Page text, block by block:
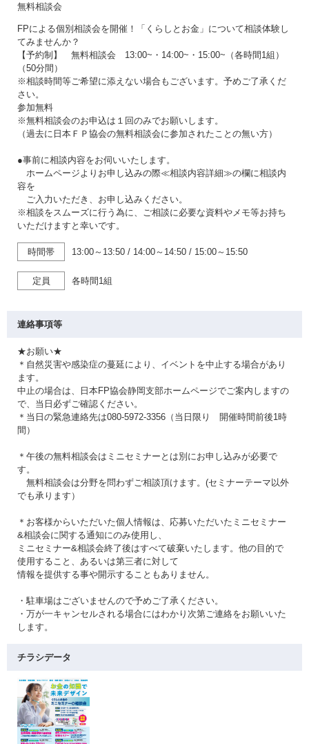
無料相談会
FPによる個別相談会を開催！「くらしとお金」について相談体験し
てみませんか？
【予約制】 無料相談会 13:00~・14:00~・15:00~（各時間1組）
（50分間）
※相談時間等ご希望に添えない場合もございます。予めご了承くだ
さい。
参加無料
※無料相談会のお申込は１回のみでお願いします。
（過去に日本ＦＰ協会の無料相談会に参加されたことの無い方）
●事前に相談内容をお伺いいたします。
ホームページよりお申し込みの際≪相談内容詳細≫の欄に相談内
容を
ご入力いただき、お申し込みください。
※相談をスムーズに行う為に、ご相談に必要な資料やメモ等お持ち
いただけますと幸いです。
時間帯 13:00～13:50 / 14:00～14:50 / 15:00～15:50
定員 各時間1組
連絡事項等
★お願い★
＊自然災害や感染症の蔓延により、イベントを中止する場合があり
ます。
中止の場合は、日本FP協会静岡支部ホームページでご案内しますの
で、当日必ずご確認ください。
＊当日の緊急連絡先は080-5972-3356（当日限り 開催時間前後1時
間）
＊午後の無料相談会はミニセミナーとは別にお申し込みが必要で
す。
無料相談会は分野を問わずご相談頂けます。(セミナーテーマ以外
でも承ります）
＊お客様からいただいた個人情報は、応募いただいたミニセミナー
&相談会に関する通知にのみ使用し、
ミニセミナー&相談会終了後はすべて破棄いたします。他の目的で
使用すること、あるいは第三者に対して
情報を提供する事や開示することもありません。
・駐車場はございませんので予めご了承ください。
・万が一キャンセルされる場合にはわかり次第ご連絡をお願いいた
します。
チラシデータ